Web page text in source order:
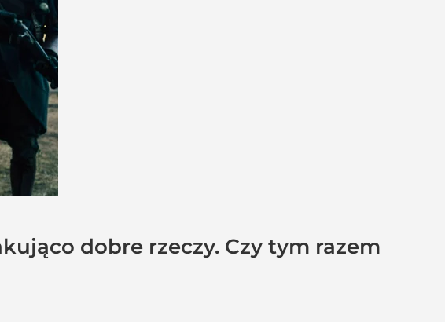
dobre rzeczy. Czy tym razem